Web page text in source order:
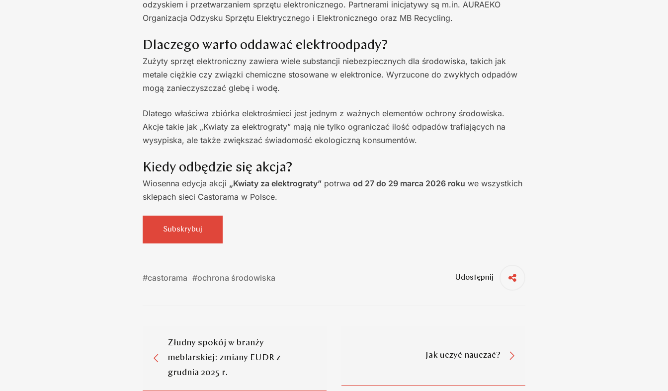
odzyskiem i przetwarzaniem sprzętu elektronicznego. Partnerami inicjatywy są m.in. AURAEKO
Organizacja Odzysku Sprzętu Elektrycznego i Elektronicznego oraz MB Recycling.
Dlaczego warto oddawać elektroodpady?
Zużyty sprzęt elektroniczny zawiera wiele substancji niebezpiecznych dla środowiska, takich jak
metale ciężkie czy związki chemiczne stosowane w elektronice. Wyrzucone do zwykłych odpadów
mogą zanieczyszczać glebę i wodę.
Dlatego właściwa zbiórka elektrośmieci jest jednym z ważnych elementów ochrony środowiska.
Akcje takie jak „Kwiaty za elektrograty” mają nie tylko ograniczać ilość odpadów trafiających na
wysypiska, ale także zwiększać świadomość ekologiczną konsumentów.
Kiedy odbędzie się akcja?
Wiosenna edycja akcji „Kwiaty za elektrograty” potrwa od 27 do 29 marca 2026 roku we wszystkich
sklepach sieci Castorama w Polsce.
Subskrybuj
#castorama #ochrona środowiska Udostępnij
Złudny spokój w branży
meblarskiej: zmiany EUDR z
grudnia 2025 r.
Jak uczyć nauczać?